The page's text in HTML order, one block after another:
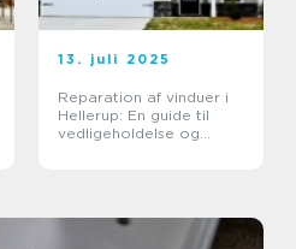
13. juli 2025
Reparation af vinduer i
Hellerup: En guide til
vedligeholdelse og